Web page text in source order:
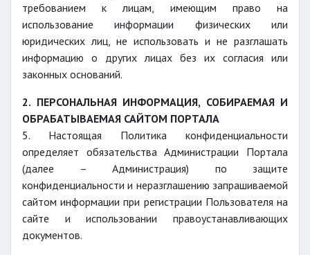
требованием к лицам, имеющим право на
использование информации физических или
юридических лиц, не использовать и не разглашать
информацию о других лицах без их согласия или
законных оснований.
2. ПЕРСОНАЛЬНАЯ ИНФОРМАЦИЯ, СОБИРАЕМАЯ И
ОБРАБАТЫВАЕМАЯ САЙТОМ ПОРТАЛА
5. Настоящая Политика конфиденциальности
определяет обязательства Администрации Портала
(далее – Администрация) по защите
конфиденциальности и неразглашению запрашиваемой
сайтом информации при регистрации Пользователя на
сайте и использовании правоустанавливающих
документов.